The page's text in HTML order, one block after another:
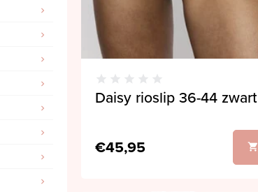
Daisy rioslip 36-44 zwart
€45,95